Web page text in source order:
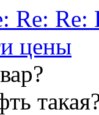
Re:
цены